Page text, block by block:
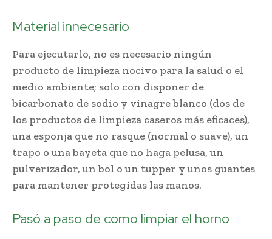
Material innecesario
Para ejecutarlo, no es necesario ningún
producto de limpieza nocivo para la salud o el
medio ambiente; solo con disponer de
bicarbonato de sodio y vinagre blanco (dos de
los productos de limpieza caseros más eficaces),
una esponja que no rasque (normal o suave), un
trapo o una bayeta que no haga pelusa, un
pulverizador, un bol o un tupper y unos guantes
para mantener protegidas las manos.
Pasó a paso de como limpiar el horno